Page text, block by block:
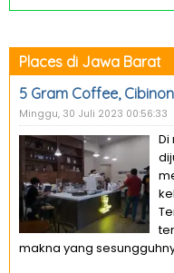
Places di Jawa Barat
5 Gram Coffee,
Minggu, 30 Juli 2023 00:56:33
Di
makna yang